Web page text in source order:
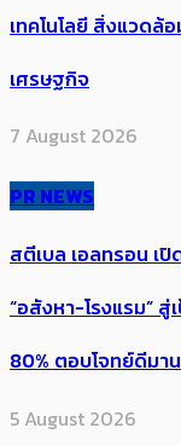
เทคโนโลยี สิ่งแวดล้
เศรษฐกิจ
7 August 2026
PR NEWS
สตีเบล เอลทรอน เ
“อสังหา-โรงแรม”
80% ตอบโจทย์ดีมา
5 August 2026